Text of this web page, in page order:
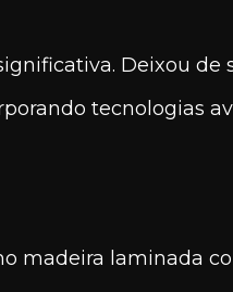
Deixou de
tecnologias
madeira laminada